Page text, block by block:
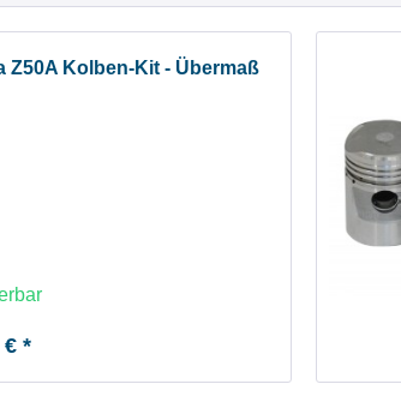
Z50A Kolben-Kit - Übermaß
€ *